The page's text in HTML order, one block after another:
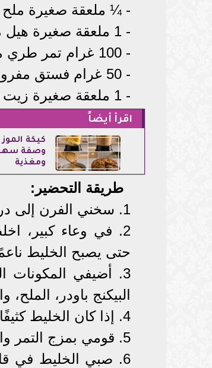
- ¼ ملعقة صغيرة ملح
- 1 ملعقة صغيرة هيل مطحون
- 100 غرام تمر طري مفروم
- 50 غرام فستق مفروم ومحمص
- 1 ملعقة صغيرة زيت نباتي أو زيت جوز الهند (اختياري)
اقرأ أيضاً
كيكة
وصفة
ومغذية
طريقة التحضير:
1. سخني الفرن إلى درجة حرارة 180 مئوية.
2. في وعاء كبير،
حتى يصبح الخليط
3. أضيفي المكونات
البيكنج باودر،
4. إذا كان الخليط كثيفًا جدًا، يمكن إضافة قليل من الحليب.
5. قومي بمزج التمر والفستق في الخليط برفق.
6. صبي الخليط في